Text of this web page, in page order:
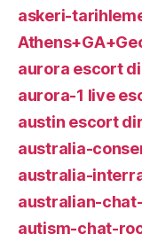
askeri-
aurora escort
aurora-1 live
austin escort
australia-
australia-
australian-
autism-chat-